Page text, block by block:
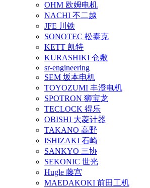
OHM 欧姆电机
NACHI 不二越
JFE 川铁
SONOTEC 松泰克
KETT 凯特
KURASHIKI 仓敷
sr-engineering
SEM 坂本电机
TOYOZUMI 丰澄电机
SPOTRON 狮宝龙
TECLOCK 得乐
OBISHI 大菱计器
TAKANO 高野
ISHIZAKI 石崎
SANKYO 三协
SEKONIC 世光
Hugle 藤宫
MAEDAKOKI 前田工机